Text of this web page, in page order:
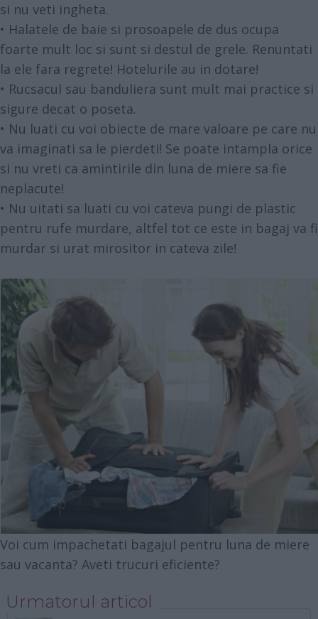
si nu veti ingheta.
• Halatele de baie si prosoapele de dus ocupa
foarte mult loc si sunt si destul de grele. Renuntati
la ele fara regrete! Hotelurile au in dotare!
• Rucsacul sau banduliera sunt mult mai practice si
sigure decat o poseta.
• Nu luati cu voi obiecte de mare valoare pe care nu
va imaginati sa le pierdeti! Se poate intampla orice
si nu vreti ca amintirile din luna de miere sa fie
neplacute!
• Nu uitati sa luati cu voi cateva pungi de plastic
pentru rufe murdare, altfel tot ce este in bagaj va fi
murdar si urat mirositor in cateva zile!
Voi cum impachetati bagajul pentru luna de miere
sau vacanta? Aveti trucuri eficiente?
Urmatorul articol